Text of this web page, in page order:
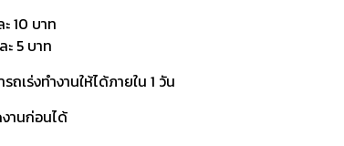
10 บาท
5 บาท
เร่งทำงานให้ได้ภายใน 1 วัน
านก่อนได้